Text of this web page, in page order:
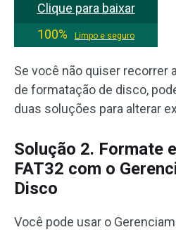
Clique para baixar
100%
Limpo e seguro
Se você não quiser recorrer
de formatação de disco,
duas soluções para alterar
Solução 2. Formate
FAT32 com o
Disco
Você pode usar o